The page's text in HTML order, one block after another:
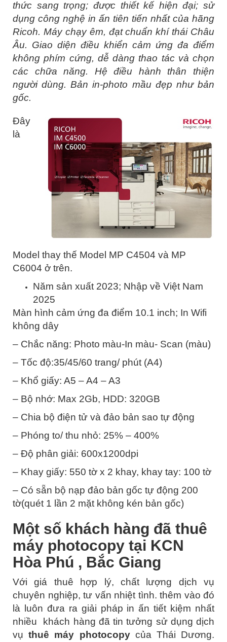
thức sang trọng; được thiết kế hiện đại; sử
dụng công nghệ in ấn tiên tiến nhất của hãng
Ricoh. Máy chạy êm, đạt chuẩn khí thái Châu
Âu. Giao diện điều khiển cảm ứng đa điểm
không phím cứng, dễ dàng thao tác và chọn
các chữa năng. Hệ điều hành thân thiện
người dùng. Bản in-photo mầu đẹp như bản
gốc.
Đây
là
Model thay thế Model MP C4504 và MP
C6004 ở trên.
Năm sản xuất 2023; Nhập về Việt Nam
2025
Màn hình cảm ứng đa điểm 10.1 inch; In Wifi
không dây
– Chắc năng: Photo màu-In màu- Scan (màu)
– Tốc độ:35/45/60 trang/ phút (A4)
– Khổ giấy: A5 – A4 – A3
– Bộ nhớ: Max 2Gb, HDD: 320GB
– Chia bộ điện tử và đảo bản sao tự động
– Phóng to/ thu nhỏ: 25% – 400%
– Độ phân giải: 600x1200dpi
– Khay giấy: 550 tờ x 2 khay, khay tay: 100 tờ
– Có sẵn bộ nạp đảo bản gốc tự động 200
tờ(quét 1 lần 2 mặt không kén bản gốc)
Một số khách hàng đã thuê
máy photocopy tại KCN
Hòa Phú , Bắc Giang
Với giá thuê hợp lý, chất lượng dịch vụ
chuyên nghiệp, tư vấn nhiệt tình. thêm vào đó
là luôn đưa ra giải pháp in ấn tiết kiệm nhất
nhiều khách hàng đã tin tưởng sử dụng dịch
vụthuê máy photocopycủa Thái Dương.